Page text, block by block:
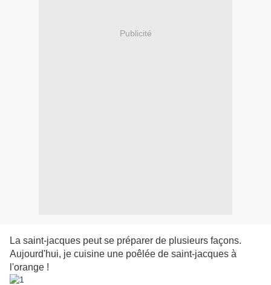
Publicité
La saint-jacques peut se préparer de plusieurs façons.
Aujourd'hui, je cuisine une poêlée de saint-jacques à
l'orange !